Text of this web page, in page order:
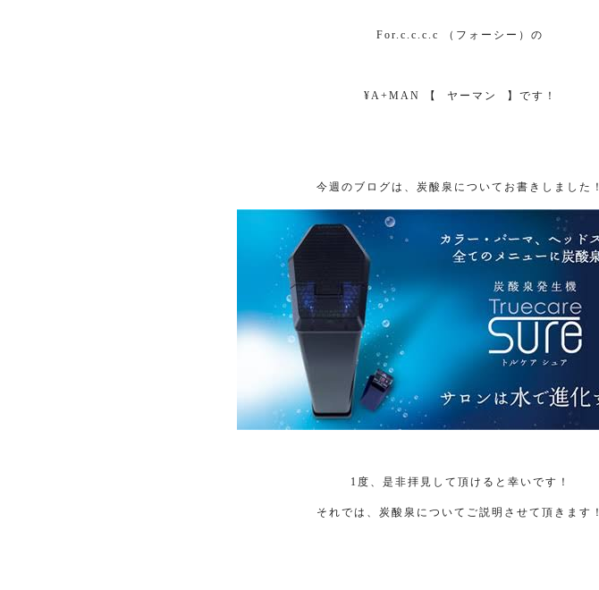
For.c.c.c.c （フォーシー）の
¥A+MAN 【 ヤーマン 】です！
今週のブログは、炭酸泉についてお書きしました！
1 度、是非拝見して頂けると幸いです！
それでは、炭酸泉についてご説明させて頂きます！